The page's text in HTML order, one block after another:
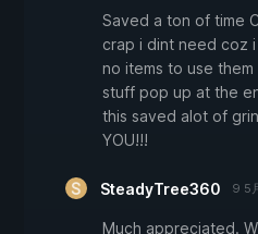
Saved a ton of time
crap i dint need coz
no items to use
stuff pop up at the
this saved alot of
YOU!!!
SteadyTree360 9 5
Much appreciated.